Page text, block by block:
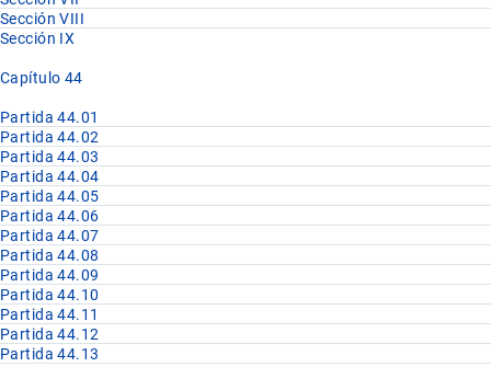
Sección VIII
Sección IX
Capítulo 44
Partida 44.01
Partida 44.02
Partida 44.03
Partida 44.04
Partida 44.05
Partida 44.06
Partida 44.07
Partida 44.08
Partida 44.09
Partida 44.10
Partida 44.11
Partida 44.12
Partida 44.13